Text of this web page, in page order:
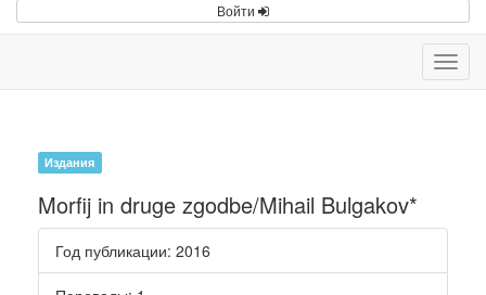
Войти
Издания
Morfij in druge zgodbe/Mihail Bulgakov*
Год публикации: 2016